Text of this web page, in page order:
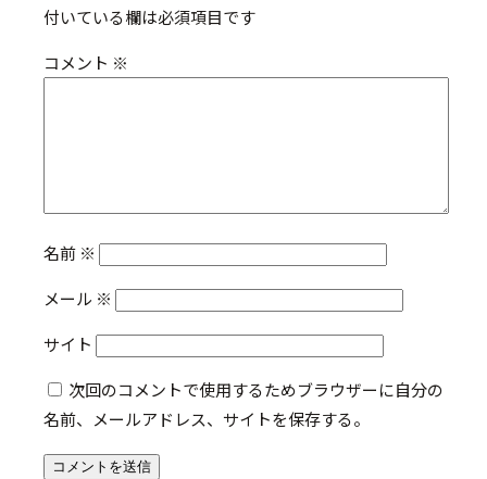
付いている欄は必須項目です
コメント ※
名前 ※
メール ※
サイト
次回のコメントで使用するためブラウザーに自分の
名前、メールアドレス、サイトを保存する。